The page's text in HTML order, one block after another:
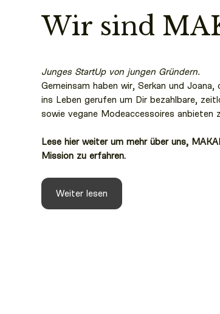
Wir sind
Junges StartUp von jungen Gründern.
Gemeinsam haben wir, Serkan und Joana,
ins Leben gerufen um Dir bezahlbare,
sowie vegane Modeaccessoires anbieten
Lese hier weiter um mehr über uns,
Mission zu erfahren.
Weiter lesen